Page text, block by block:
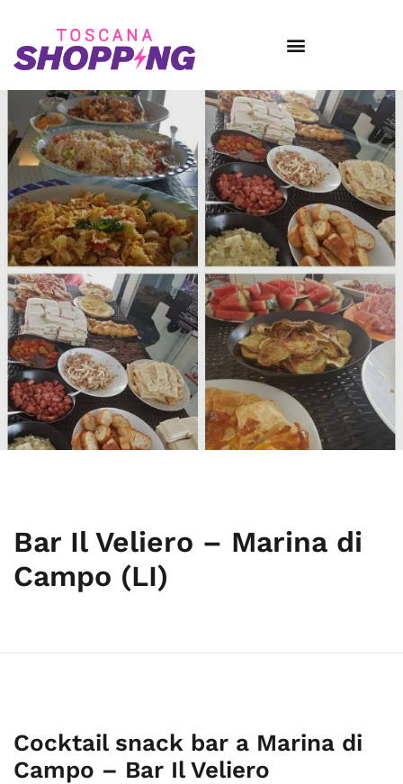
Bar Il Veliero – Marina di
Campo (LI)
Cocktail snack bar a Marina di
Campo – Bar Il Veliero